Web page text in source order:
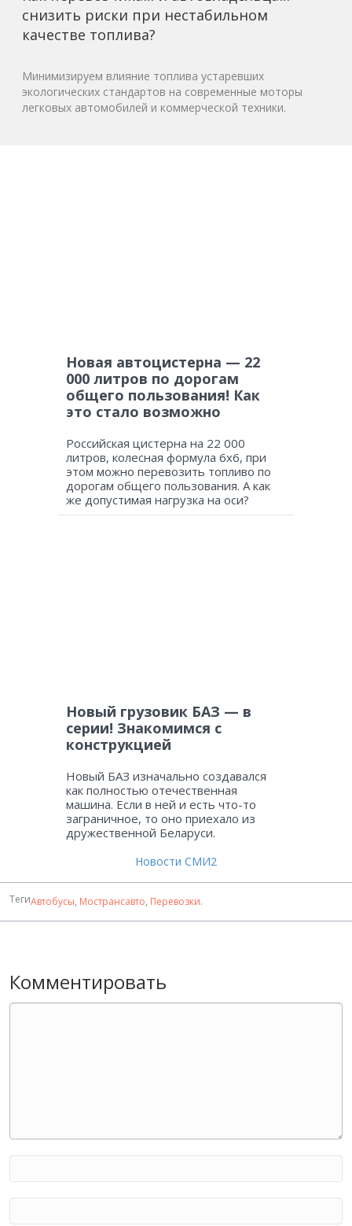
снизить риски при нестабильном
качестве топлива?
Минимизируем влияние топлива устаревших
экологических стандартов на современные моторы
легковых автомобилей и коммерческой техники.
Новая автоцистерна — 22
000 литров по дорогам
общего пользования! Как
это стало возможно
Российская цистерна на 22 000
литров, колесная формула 6х6, при
этом можно перевозить топливо по
дорогам общего пользования. А как
же допустимая нагрузка на оси?
Новый грузовик БАЗ — в
серии! Знакомимся с
конструкцией
Новый БАЗ изначально создавался
как полностью отечественная
машина. Если в ней и есть что-то
заграничное, то оно приехало из
дружественной Беларуси.
Новости СМИ2
ТегиАвтобусы, Мострансавто, Перевозки.
Комментировать